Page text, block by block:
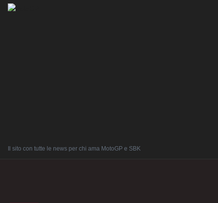
Il sito con tutte le news per chi ama MotoGP e SBK